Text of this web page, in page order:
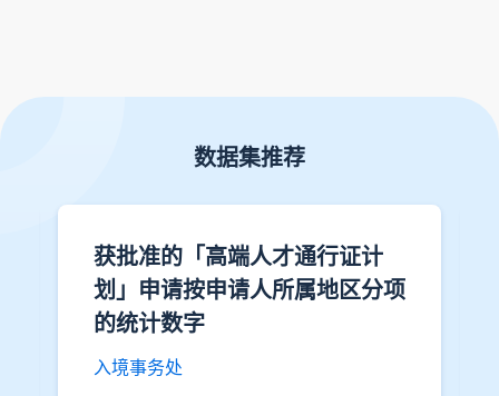
数据集推荐
获批准的「高端人才通行证计
划」申请按申请人所属地区分项
的统计数字
入境事务处